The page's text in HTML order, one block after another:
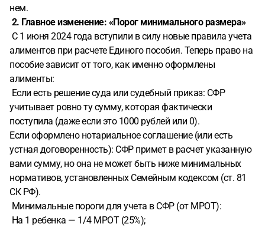
нем.
2. Главное изменение: «Порог минимального размера»
С 1 июня 2024 года вступили в силу новые правила учета
алиментов при расчете Единого пособия. Теперь право на
пособие зависит от того, как именно оформлены
алименты:
Если есть решение суда или судебный приказ: СФР
учитывает ровно ту сумму, которая фактически
поступила (даже если это 1000 рублей или 0).
Если оформлено нотариальное соглашение (или есть
устная договоренность): СФР примет в расчет указанную
вами сумму, но она не может быть ниже минимальных
нормативов, установленных Семейным кодексом (ст. 81
СК РФ).
Минимальные пороги для учета в СФР (от МРОТ):
На 1 ребенка — 1/4 МРОТ (25%);